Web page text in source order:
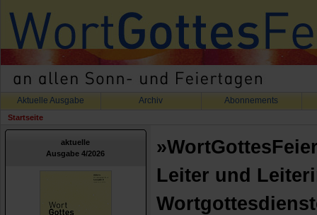
Aktuelle Ausgabe Archiv Abonnements
Startseite
aktuelle
Ausgabe 4/2026
Leiter und